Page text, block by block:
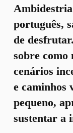
português,
de
sobre como
cenários
e caminhos
pequeno,
sustentar a